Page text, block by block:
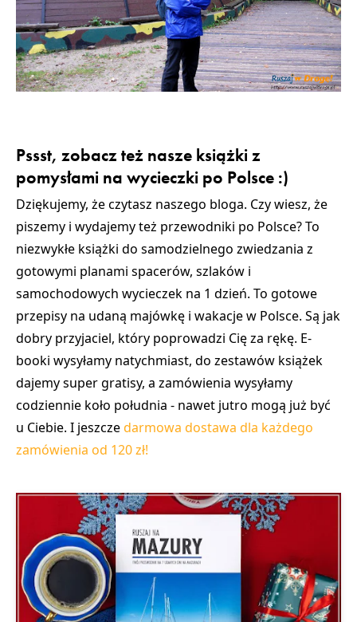
Pssst, zobacz też nasze książki z
pomysłami na wycieczki po Polsce :)
Dziękujemy, że czytasz naszego bloga. Czy wiesz, że
piszemy i wydajemy też przewodniki po Polsce? To
niezwykłe książki do samodzielnego zwiedzania z
gotowymi planami spacerów, szlaków i
samochodowych wycieczek na 1 dzień. To gotowe
przepisy na udaną majówkę i wakacje w Polsce. Są jak
dobry przyjaciel, który poprowadzi Cię za rękę. E-
booki wysyłamy natychmiast, do zestawów książek
dajemy super gratisy, a zamówienia wysyłamy
codziennie koło południa - nawet jutro mogą już być
u Ciebie. I jeszczedarmowa dostawa dla każdego
zamówienia od 120 zł!